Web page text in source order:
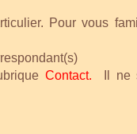
Pour vous
Contact. Il ne